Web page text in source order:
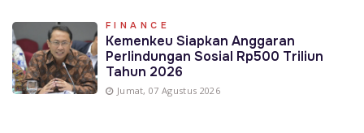
FINANCE
Kemenkeu Siapkan Anggaran
Perlindungan Sosial Rp500 Triliun
Tahun 2026
Jumat, 07 Agustus 2026